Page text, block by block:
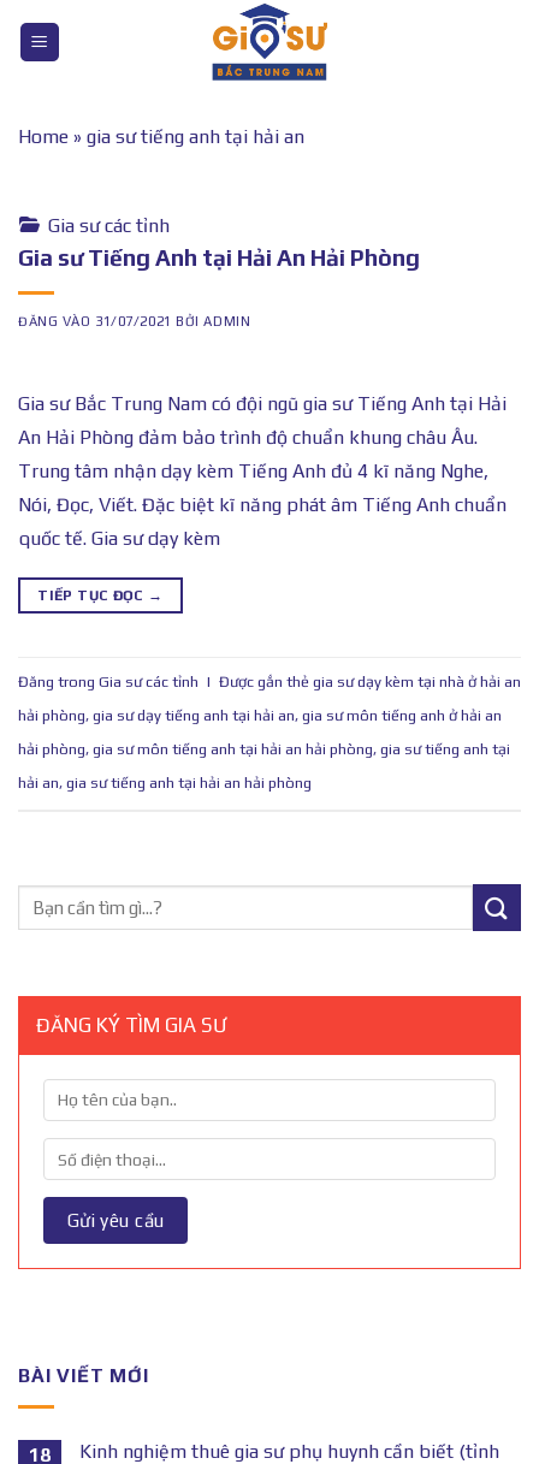
Home » gia sư tiếng anh tại hải an
Gia sư các tỉnh
Gia sư Tiếng Anh tại Hải An Hải Phòng
ĐĂNG VÀO 31/07/2021 BỞIADMIN
Gia sư Bắc Trung Nam có đội ngũ gia sư Tiếng Anh tại Hải
An Hải Phòng đảm bảo trình độ chuẩn khung châu Âu.
Trung tâm nhận dạy kèm Tiếng Anh đủ 4 kĩ năng Nghe,
Nói, Đọc, Viết. Đặc biệt kĩ năng phát âm Tiếng Anh chuẩn
quốc tế. Gia sư dạy kèm
TIẾP TỤC ĐỌC →
Đăng trong Gia sư các tỉnh | Được gắn thẻ gia sư dạy kèm tại nhà ở hải an
hải phòng, gia sư dạy tiếng anh tại hải an, gia sư môn tiếng anh ở hải an
hải phòng, gia sư môn tiếng anh tại hải an hải phòng, gia sư tiếng anh tại
hải an, gia sư tiếng anh tại hải an hải phòng
ĐĂNG KÝ TÌM GIA SƯ
BÀI VIẾT MỚI
18
Kinh nghiệm thuê gia sư phụ huynh cần biết (tỉnh